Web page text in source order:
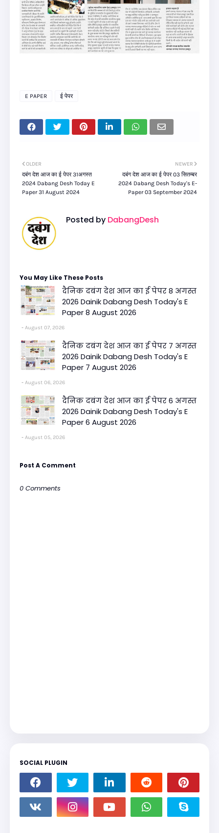
E PAPER ई पेपर
NEWER
दबंग देश आज का ई पेपर 03 सितम्बर
2024 Dabang Desh Today's E-
Paper 03 September 2024
OLDER
दबंग देश आज का ई पेपर 31अगस्त
2024 Dabang Desh Today E
Paper 31 August 2024
Posted by DabangDesh
You May Like These Posts
दैनिक दबंग देश आज का ई पेपर 8 अगस्त
2026 Dainik Dabang Desh Today's E
Paper 8 August 2026
August 07, 2026
दैनिक दबंग देश आज का ई पेपर 7 अगस्त
2026 Dainik Dabang Desh Today's E
Paper 7 August 2026
August 06, 2026
दैनिक दबंग देश आज का ई पेपर 6 अगस्त
2026 Dainik Dabang Desh Today's E
Paper 6 August 2026
August 05, 2026
Post A Comment
0 Comments
SOCIAL PLUGIN